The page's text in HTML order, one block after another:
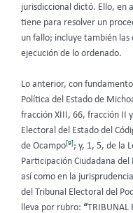
jurisdiccional dictó. Ello, en
tiene para resolver un
un fallo; incluye también las
ejecución de lo ordenado.
Lo anterior, con
Política del Estado de
fracción XIII, 66, fracción II
Electoral del Estado del
de Ocampo[9]; y, 1, 5, de la
Participación Ciudadana
así como en la
del Tribunal Electoral del
lleva por rubro: “TRIBUNAL